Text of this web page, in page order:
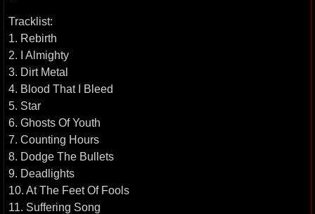
Tracklist:
1. Rebirth
2. I Almighty
3. Dirt Metal
4. Blood That I Bleed
5. Star
6. Ghosts Of Youth
7. Counting Hours
8. Dodge The Bullets
9. Deadlights
10. At The Feet Of Fools
11. Suffering Song